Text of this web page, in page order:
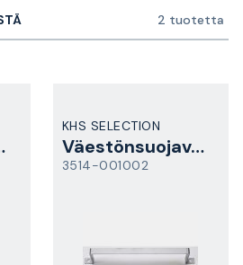
2 tuotetta
KHS SELECTION
Väestönsuojavalaisimen kiinnike
3514-001002